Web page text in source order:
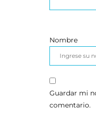
Nombre
Guardar mi
comentario.